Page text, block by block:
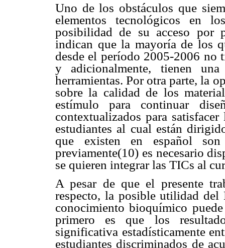
Uno de los obstáculos que
elementos tecnológicos en
posibilidad de su acceso por
indican que la mayoría de los
desde el período 2005-2006 no
y adicionalmente, tienen
herramientas. Por otra parte, la
sobre la calidad de los
estímulo para continuar
contextualizados para
estudiantes al cual están
que existen en español
previamente(10) es necesario
se quieren integrar las TICs al
A pesar de que el presente
respecto, la posible utilidad
conocimiento bioquímico
primero es que los
significativa estadísticamente
estudiantes discriminados de